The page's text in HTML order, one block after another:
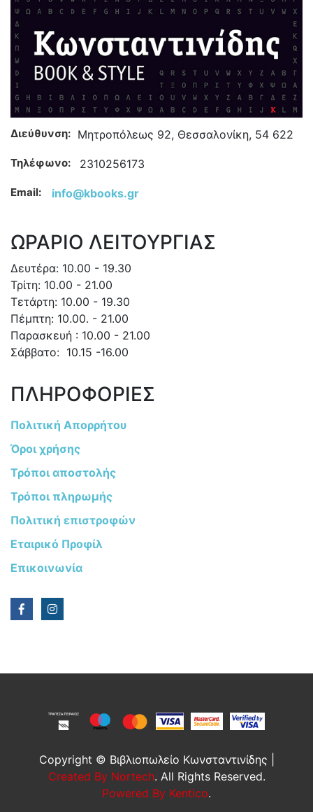
Διεύθυνση: Μητροπόλεως 92, Θεσσαλονίκη, 54 622
Τηλέφωνο: 2310256173
Email: info@kbooks.gr
ΩΡΑΡΙΟ ΛΕΙΤΟΥΡΓΙΑΣ
Δευτέρα: 10.00 - 19.30
Τρίτη: 10.00 - 21.00
Τετάρτη: 10.00 - 19.30
Πέμπτη: 10.00. - 21.00
Παρασκευή : 10.00 - 21.00
Σάββατο: 10.15 -16.00
ΠΛΗΡΟΦΟΡΙΕΣ
Πολιτική Απορρήτου
Όροι χρήσης
Τρόποι αποστολής
Τρόποι πληρωμής
Πολιτική επιστροφών
Εταιρικό Προφίλ
Επικοινωνία
Copyright © Βιβλιοπωλείο Κωνσταντινίδης |
Created By Nortech. All Rights Reserved.
Powered By Kentico.